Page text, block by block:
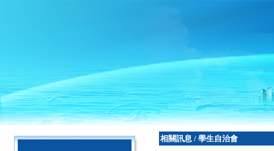
相關訊息 / 學生自治會